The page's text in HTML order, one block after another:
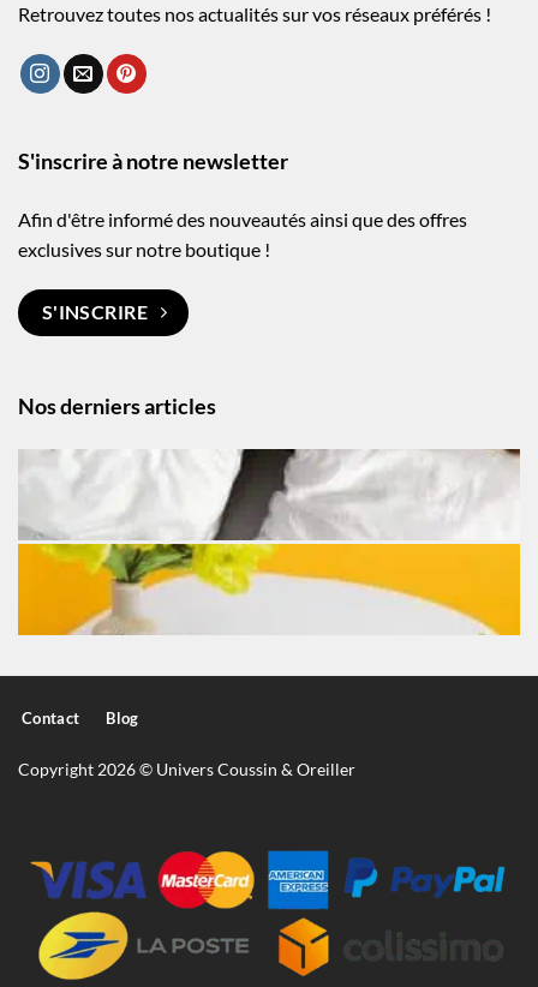
Retrouvez toutes nos actualités sur vos réseaux préférés !
Nos derniers articles
S'inscrire à notre newsletter
Afin d'être informé des nouveautés ainsi que des offres
exclusives sur notre boutique !
S'INSCRIRE
Contact Blog
Copyright 2026 © Univers Coussin & Oreiller